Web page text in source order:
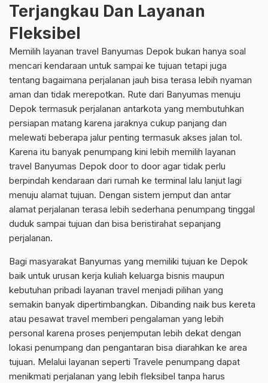
Terjangkau Dan Layanan
Fleksibel
Memilih layanan travel Banyumas Depok bukan hanya soal
mencari kendaraan untuk sampai ke tujuan tetapi juga
tentang bagaimana perjalanan jauh bisa terasa lebih nyaman
aman dan tidak merepotkan. Rute dari Banyumas menuju
Depok termasuk perjalanan antarkota yang membutuhkan
persiapan matang karena jaraknya cukup panjang dan
melewati beberapa jalur penting termasuk akses jalan tol.
Karena itu banyak penumpang kini lebih memilih layanan
travel Banyumas Depok door to door agar tidak perlu
berpindah kendaraan dari rumah ke terminal lalu lanjut lagi
menuju alamat tujuan. Dengan sistem jemput dan antar
alamat perjalanan terasa lebih sederhana penumpang tinggal
duduk sampai tujuan dan bisa beristirahat sepanjang
perjalanan.
Bagi masyarakat Banyumas yang memiliki tujuan ke Depok
baik untuk urusan kerja kuliah keluarga bisnis maupun
kebutuhan pribadi layanan travel menjadi pilihan yang
semakin banyak dipertimbangkan. Dibanding naik bus kereta
atau pesawat travel memberi pengalaman yang lebih
personal karena proses penjemputan lebih dekat dengan
lokasi penumpang dan pengantaran bisa diarahkan ke area
tujuan. Melalui layanan seperti Travele penumpang dapat
menikmati perjalanan yang lebih fleksibel tanpa harus